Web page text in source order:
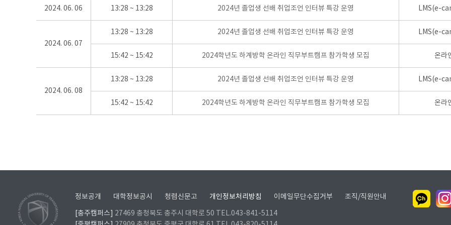
2024. 06. 06 13:28 ~ 13:28 2024년 졸업생 선배 취업조언 인터뷰 특강 운영 LMS(e-
2024. 06. 07
13:28 ~ 13:28 2024년 졸업생 선배 취업조언 인터뷰 특강 운영 LMS(e-
15:42 ~ 15:42 2024학년도 하계방학 온라인 직무부트캠프 참가학생 모집 온라
2024. 06. 08
13:28 ~ 13:28 2024년 졸업생 선배 취업조언 인터뷰 특강 운영 LMS(e-
15:42 ~ 15:42 2024학년도 하계방학 온라인 직무부트캠프 참가학생 모집 온라
정보공개 대학정보공시 청렴신문고 개인정보처리방침 이메일무단수집거부 조직/직원안내
[충주캠퍼스]
27469 충청북도 충주시 대학로 50 TEL.043-841-5114